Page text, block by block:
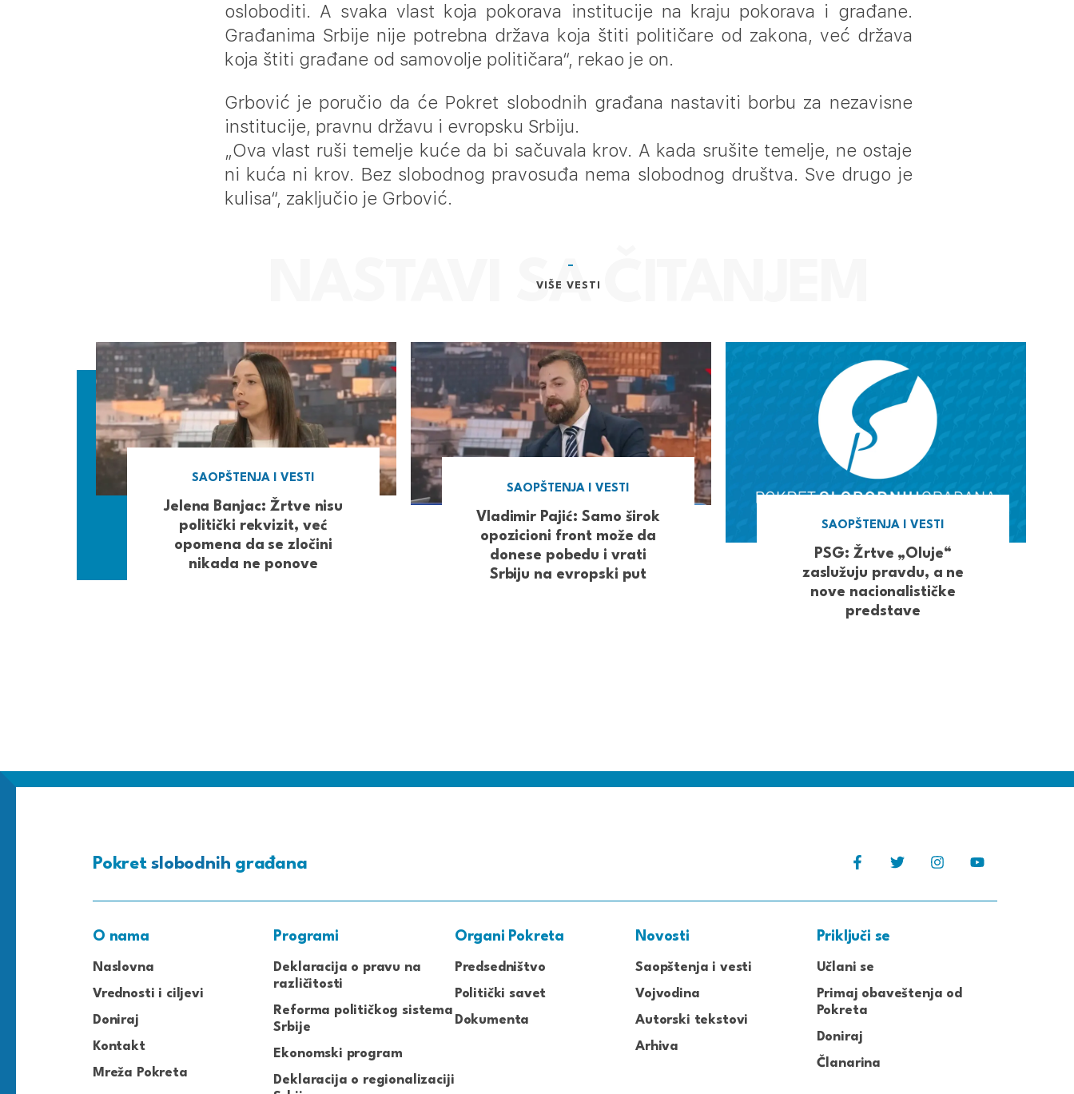
osloboditi. A svaka vlast koja pokorava institucije na kraju pokorava i građane.
Građanima Srbije nije potrebna država koja štiti političare od zakona, već država
koja štiti građane od samovolje političara“, rekao je on.
Grbović je poručio da će Pokret slobodnih građana nastaviti borbu za nezavisne
institucije, pravnu državu i evropsku Srbiju.
„Ova vlast ruši temelje kuće da bi sačuvala krov. A kada srušite temelje, ne ostaje
ni kuća ni krov. Bez slobodnog pravosuđa nema slobodnog društva. Sve drugo je
kulisa“, zaključio je Grbović.
VIŠE VESTI
SAOPŠTENJA I VESTI
Jelena Banjac: Žrtve nisu
politički rekvizit, već
opomena da se zločini
nikada ne ponove
SAOPŠTENJA I VESTI
Vladimir Pajić: Samo širok
opozicioni front može da
donese pobedu i vrati
Srbiju na evropski put
SAOPŠTENJA I VESTI
PSG: Žrtve „Oluje“
zaslužuju pravdu, a ne
nove nacionalističke
predstave
Pokretslobodnih građana
O nama
Naslovna
Vrednosti i ciljevi
Doniraj
Kontakt
Mreža Pokreta
Programi
Deklaracija o pravu na
različitosti
Reforma političkog sistema
Srbije
Ekonomski program
Deklaracija o regionalizaciji
Organi Pokreta
Predsedništvo
Politički savet
Dokumenta
Novosti
Saopštenja i vesti
Vojvodina
Autorski tekstovi
Arhiva
Priključi se
Učlani se
Primaj obaveštenja od
Pokreta
Doniraj
Članarina